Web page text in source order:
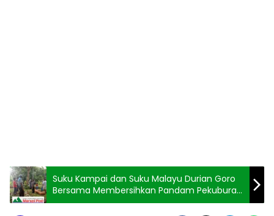
Suku Kampai dan Suku Malayu Durian Goro
Bersama Membersihkan Pandam Pekuburan
Gantiang, Koto Gadang